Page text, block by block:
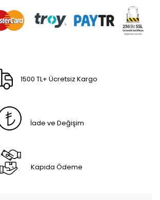
1500 TL+ Ücretsiz Kargo
İade ve Değişim
Kapıda Ödeme